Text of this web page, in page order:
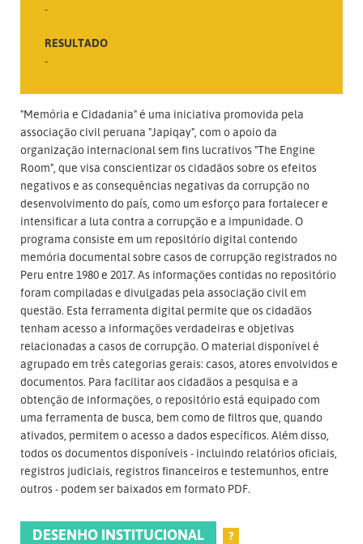
-
RESULTADO
-
"Memória e Cidadania" é uma iniciativa promovida pela
associação civil peruana "Japiqay", com o apoio da
organização internacional sem fins lucrativos "The Engine
Room", que visa conscientizar os cidadãos sobre os efeitos
negativos e as consequências negativas da corrupção no
desenvolvimento do país, como um esforço para fortalecer e
intensificar a luta contra a corrupção e a impunidade. O
programa consiste em um repositório digital contendo
memória documental sobre casos de corrupção registrados no
Peru entre 1980 e 2017. As informações contidas no repositório
foram compiladas e divulgadas pela associação civil em
questão. Esta ferramenta digital permite que os cidadãos
tenham acesso a informações verdadeiras e objetivas
relacionadas a casos de corrupção. O material disponível é
agrupado em três categorias gerais: casos, atores envolvidos e
documentos. Para facilitar aos cidadãos a pesquisa e a
obtenção de informações, o repositório está equipado com
uma ferramenta de busca, bem como de filtros que, quando
ativados, permitem o acesso a dados específicos. Além disso,
todos os documentos disponíveis - incluindo relatórios oficiais,
registros judiciais, registros financeiros e testemunhos, entre
outros - podem ser baixados em formato PDF.
DESENHO INSTITUCIONAL ?